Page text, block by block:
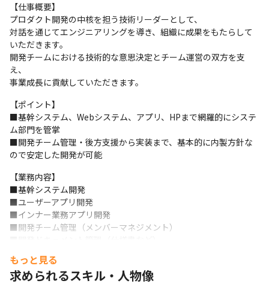
【仕事概要】
プロダクト開発の中核を担う技術リーダーとして、
対話を通じてエンジニアリングを導き、組織に成果をもたらして
いただきます。
開発チームにおける技術的な意思決定とチーム運営の双方を支
え、
事業成長に貢献していただきます。
【ポイント】
■基幹システム、Webシステム、アプリ、HPまで網羅的にシステ
ム部門を管掌
■開発チーム管理・後方支援から実装まで、基本的に内製方針な
ので安定した開発が可能
【業務内容】
■基幹システム開発
■ユーザーアプリ開発
■インナー業務アプリ開発
■開発チーム管理（メンバーマネジメント）
■他部署折衝、経営層への報告業務
もっと見る
求められるスキル・人物像